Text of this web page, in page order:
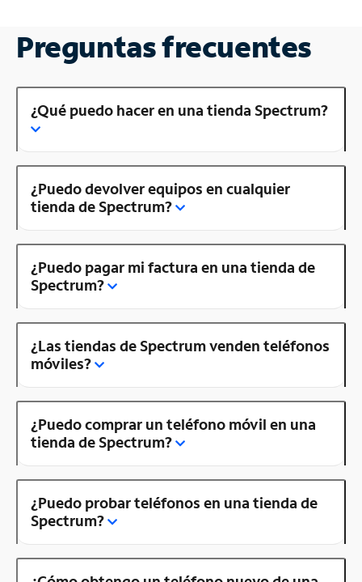
Preguntas frecuentes
¿Qué puedo hacer en una tienda Spectrum?
¿Puedo devolver equipos en cualquier
tienda de Spectrum?
¿Puedo pagar mi factura en una tienda de
Spectrum?
¿Las tiendas de Spectrum venden teléfonos
móviles?
¿Puedo comprar un teléfono móvil en una
tienda de Spectrum?
¿Puedo probar teléfonos en una tienda de
Spectrum?